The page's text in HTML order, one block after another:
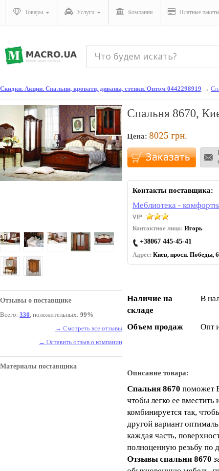
Товары Услуги Компании Платные пакеты
Скидки. Акции. Спальни, кровати, диваны, стенки. Оптом 0442298919 →
Отзывы о поставщике
Всего: 330, положительных: 99%
→ Смотреть все отзывы
→ Оставить отзыв о компании
Материалы поставщика
Спальня 8670,
Цена: 8025 грн.
Контакты поставщика:
Меблиотека -
Контактное лицо: Игорь
+38067 445-45-41
Адрес: Киев, просп. Победы,
Наличие на
складе
В
Объем продаж Опт
Описание товара:
Спальня 8670 поможет
чтобы легко ее
комбинируется так,
другой вариант
каждая часть,
полноценную резьбу по
Отзывы спальни 8670